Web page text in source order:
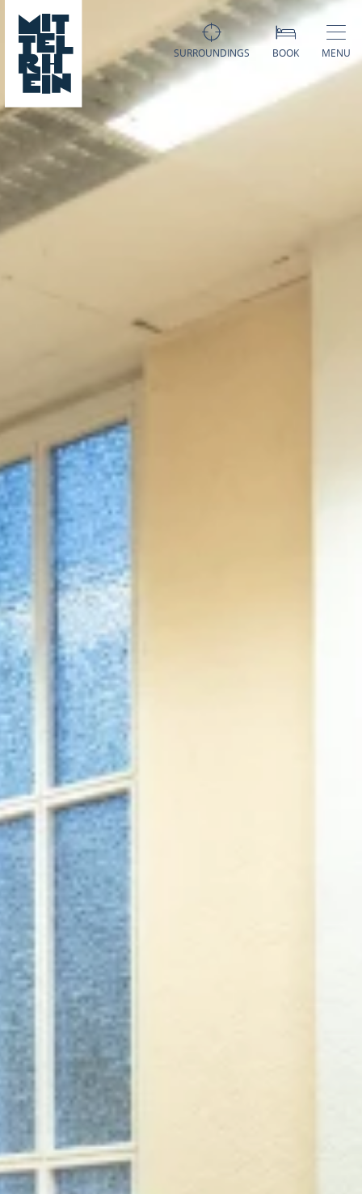
SURROUNDINGS BOOK MENU